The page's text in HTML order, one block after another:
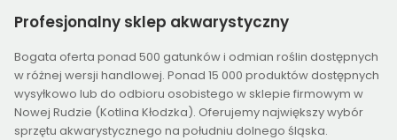
Profesjonalny sklep akwarystyczny
Bogata oferta ponad 500 gatunków i odmian roślin dostępnych
w różnej wersji handlowej. Ponad 15 000 produktów dostępnych
wysyłkowo lub do odbioru osobistego w sklepie firmowym w
Nowej Rudzie (Kotlina Kłodzka). Oferujemy największy wybór
sprzętu akwarystycznego na południu dolnego śląska.